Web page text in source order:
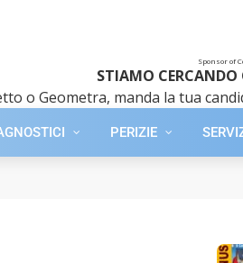
Sponsor of
STIAMO
o Geometra, manda la tua
PERIZIE